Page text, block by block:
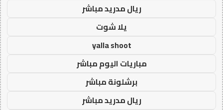
ريال مدريد مباشر
يلا شوت
yalla shoot
مباريات اليوم مباشر
برشلونة مباشر
ريال مدريد مباشر